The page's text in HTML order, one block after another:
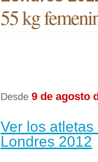
55 kg
Desde 9 de agosto
Ver los
Londres 2012